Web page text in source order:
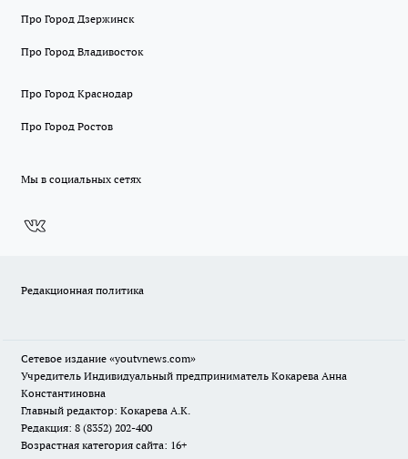
Про Город Дзержинск
Про Город Владивосток
Про Город Краснодар
Про Город Ростов
Мы в социальных сетях
Редакционная политика
Сетевое издание «youtvnews.com»
Учредитель Индивидуальный предприниматель Кокарева Анна
Константиновна
Главный редактор: Кокарева А.К.
Редакция: 8 (8352) 202-400
Возрастная категория сайта: 16+